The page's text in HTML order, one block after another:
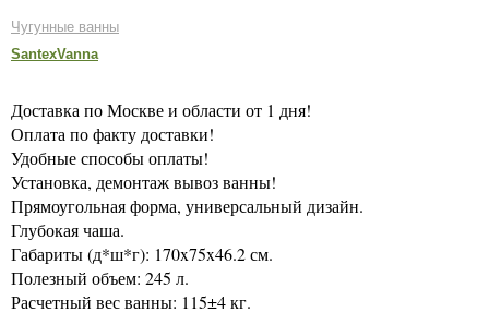
Чугунные ванны
SantexVanna
Доставка по Москве и области от 1 дня!
Оплата по факту доставки!
Удобные способы оплаты!
Установка, демонтаж вывоз ванны!
Прямоугольная форма, универсальный дизайн.
Глубокая чаша.
Габариты (д*ш*г): 170x75x46.2 см.
Полезный объем: 245 л.
Расчетный вес ванны: 115±4 кг.